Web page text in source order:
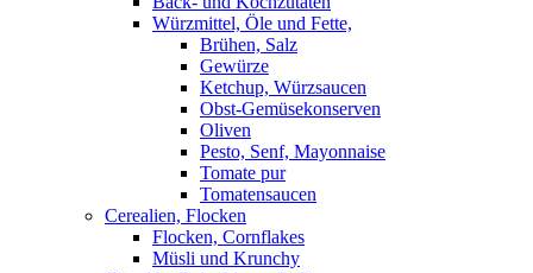
Würzmittel, Öle und Fette,
Brühen, Salz
Gewürze
Ketchup, Würzsaucen
Obst-Gemüsekonserven
Oliven
Pesto, Senf, Mayonnaise
Tomate pur
Tomatensaucen
Cerealien, Flocken
Flocken, Cornflakes
Müsli und Krunchy